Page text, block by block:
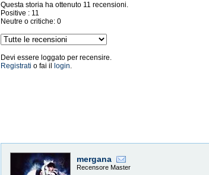
Questa storia ha ottenuto 11 recensioni.
Positive : 11
Neutre o critiche: 0
Devi essere loggato per recensire.
Registrati o fai il login.
mergana
Recensore Master